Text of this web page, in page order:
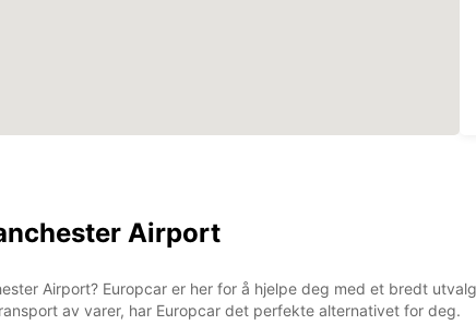
Airport
Airport? Europcar er her for å hjelpe deg med et bredt
av varer, har Europcar det perfekte alternativet for deg.